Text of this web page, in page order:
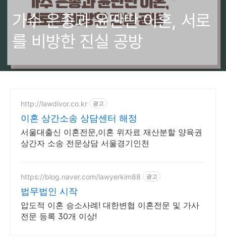
가수 은종과 윤딴딴 이혼, 서로
를 비방한 진실 공방
http://lawdivor.co.kr 광고
이혼 상간소송 상담센터 해정
서울대출신 이혼전문,이혼 위자료 재산분할 양육권
상간자 소송 전문상담 서울경기인천
https://blog.naver.com/lawyerkim88 광고
법무법인 시작
압도적 이혼 승소사례! 대한변협 이혼전문 및 가사
전문 등록 30개 이상!